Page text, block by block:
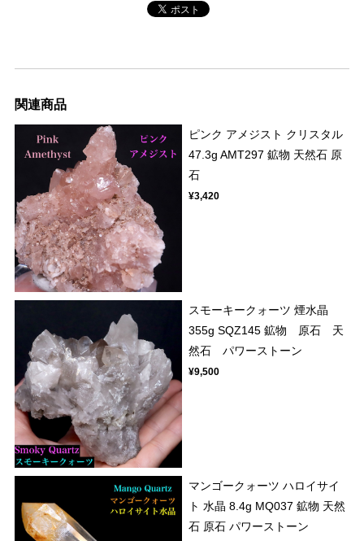
関連商品
ピンク アメジスト クリスタル
47.3g AMT297 鉱物 天然石 原
石
¥3,420
スモーキークォーツ 煙水晶
355g SQZ145 鉱物 原石 天
然石 パワーストーン
¥9,500
マンゴークォーツ ハロイサイ
ト 水晶 8.4g MQ037 鉱物 天然
石 原石 パワーストーン